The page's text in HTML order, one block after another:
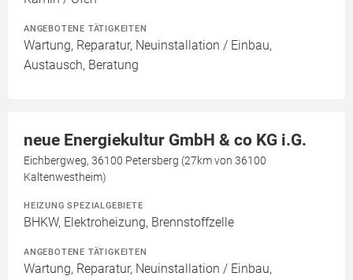
ANGEBOTENE TÄTIGKEITEN
Wartung, Reparatur, Neuinstallation / Einbau,
Austausch, Beratung
neue Energiekultur GmbH & co KG i.G.
Eichbergweg, 36100 Petersberg (27km von 36100
Kaltenwestheim)
HEIZUNG SPEZIALGEBIETE
BHKW, Elektroheizung, Brennstoffzelle
ANGEBOTENE TÄTIGKEITEN
Wartung, Reparatur, Neuinstallation / Einbau,